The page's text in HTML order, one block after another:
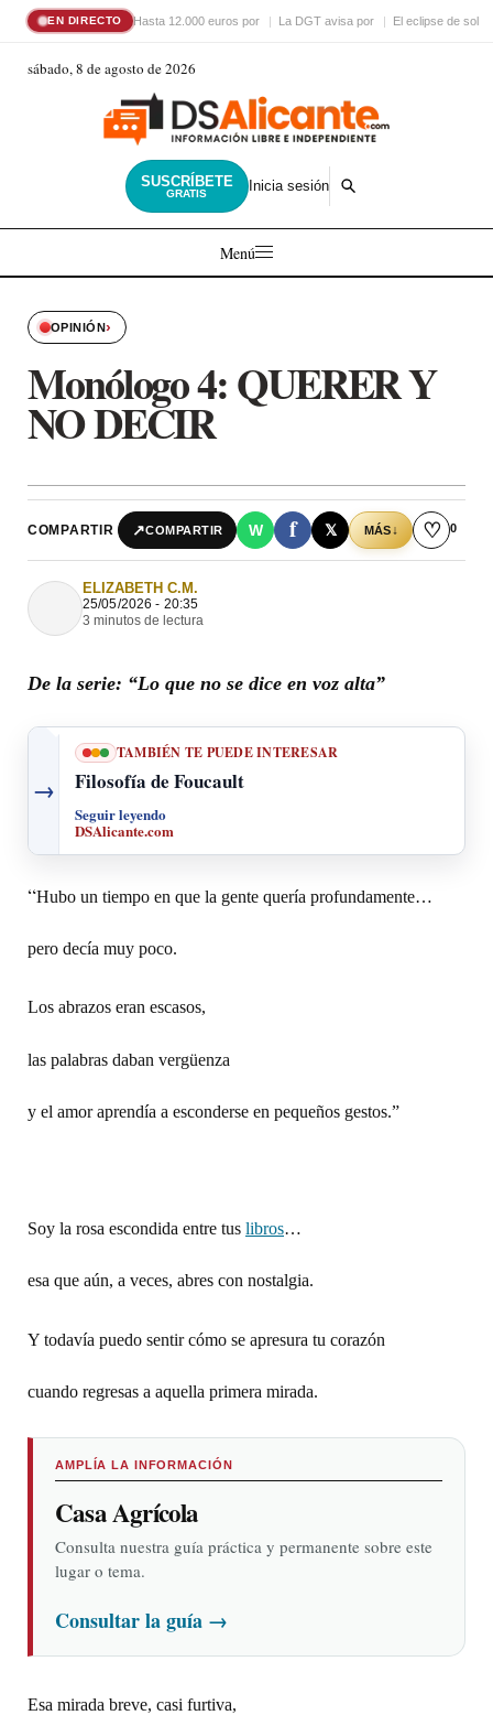
EN DIRECTO Hasta 12.000 euros por La DGT avisa por El eclipse de sol
sábado, 8 de agosto de 2026
SUSCRÍBETE
GRATIS Inicia sesión
Menú
OPINIÓN›
Monólogo 4: QUERER Y
NO DECIR
COMPARTIR ↗COMPARTIR W f 𝕏 MÁS↓ ♡ 0
ELIZABETH C.M.
25/05/2026 - 20:35
3 minutos de lectura
De la serie: “Lo que no se dice en voz alta”
→
TAMBIÉN TE PUEDE INTERESAR
Filosofía de Foucault
Seguir leyendo
DSAlicante.com
“Hubo un tiempo en que la gente quería profundamente…
pero decía muy poco.
Los abrazos eran escasos,
las palabras daban vergüenza
y el amor aprendía a esconderse en pequeños gestos.”
Soy la rosa escondida entre tus libros…
esa que aún, a veces, abres con nostalgia.
Y todavía puedo sentir cómo se apresura tu corazón
cuando regresas a aquella primera mirada.
AMPLÍA LA INFORMACIÓN
Casa Agrícola
Consulta nuestra guía práctica y permanente sobre este
lugar o tema.
Consultar la guía →
Esa mirada breve, casi furtiva,